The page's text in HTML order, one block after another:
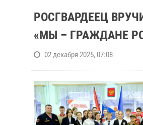
РОСГВАРДЕЕЦ
«МЫ – ГРАЖДАНЕ
02 декабря 2025, 07:08